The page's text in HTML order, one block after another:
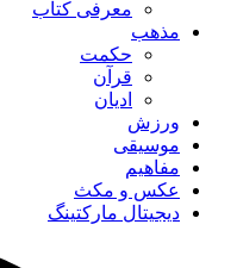
معرفی کتاب
مذهب
حکمت
قرآن
ادیان
ورزش
موسیقی
مفاهیم
عکس و مکث
دیجیتال مارکتینگ